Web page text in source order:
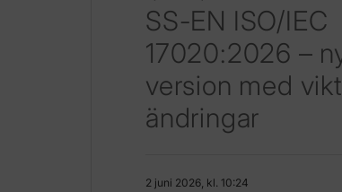
SS-EN ISO/IEC
17020:2026 –
version med
ändringar
2 juni 2026, kl. 10:24